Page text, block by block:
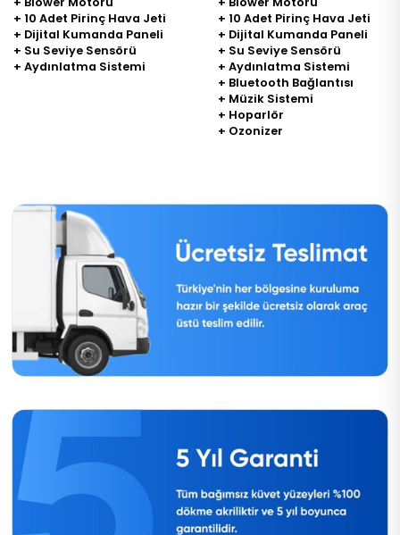
+ 10 Adet Pirinç Hava Jeti
+ Dijital Kumanda Paneli
+ Su Seviye Sensörü
+ Aydınlatma Sistemi
+ 10 Adet Pirinç Hava Jeti
+ Dijital Kumanda Paneli
+ Su Seviye Sensörü
+ Aydınlatma Sistemi
+ Bluetooth Bağlantısı
+ Müzik Sistemi
+ Hoparlör
+ Ozonizer